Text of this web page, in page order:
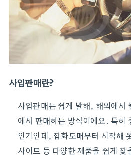
사입판매란?
사입판매는 쉽게 말해, 해외에서
에서 판매하는 방식이에요. 특히
인기인데, 잡화도매부터 시작해
사이트 등 다양한 제품을 쉽게 찾